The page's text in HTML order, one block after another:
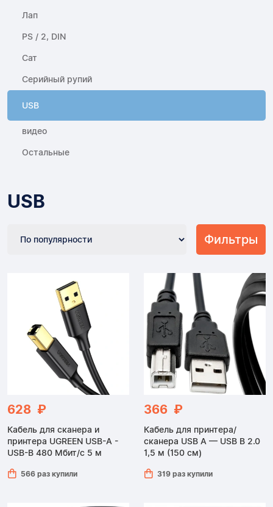
Лап
PS / 2, DIN
Сат
Серийный рупий
USB
видео
Остальные
USB
Фильтры
628 ₽
Кабель для сканера и
принтера UGREEN USB-A -
USB-B 480 Мбит/с 5 м
566 раз купили
366 ₽
Кабель для принтера/
сканера USB A — USB B 2.0
1,5 м (150 см)
319 раз купили